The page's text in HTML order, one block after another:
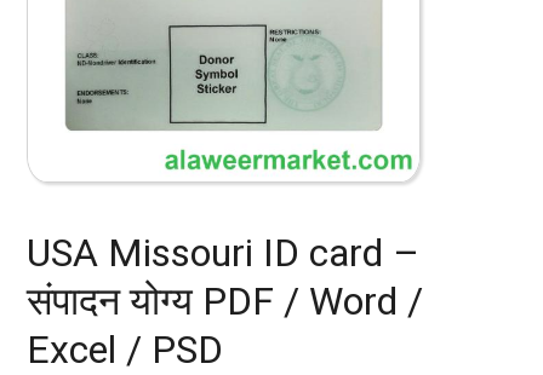
USA Missouri ID card –
संपादन योग्य PDF / Word /
Excel / PSD